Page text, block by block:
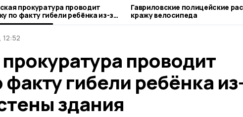
прокуратура проводит
по факту гибели ребёнка из-за
стены здания
Гавриловские полицейские
кражу велосипеда
12:52
проводит
гибели ребёнка
здания